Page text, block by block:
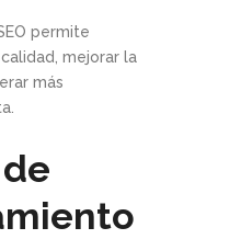
permite
mejorar la
más